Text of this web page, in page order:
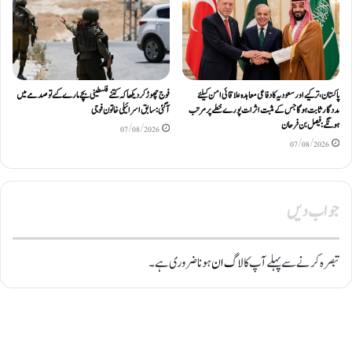
پاکستان، ترکیے اور سعودیہ کا دفاعی معاہدہ علاقائی امن کیلئے
مددگار ثابت ہوگا جس کے مثبت اثرات پورے خطے پر مرتب
ہونگے: فیصل بن فرحان
07/08/2026
فوج چھوڑ کر دیکھا کہ کتنے فلسطینی بچے مارے گئے تو صدمے میں
آگئی: سابق اسرائیلی خاتون فوجی
07/08/2026
جواب دیں
تبصرہ کرنے سے پہلے آپ کالاگ انہونا ضروری ہے۔